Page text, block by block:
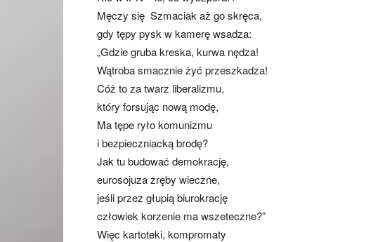
Męczy się Szmaciak aż go skręca,
gdy tępy pysk w kamerę wsadza:
„Gdzie gruba kreska, kurwa nędza!
Wątroba smacznie żyć przeszkadza!
Cóż to za twarz liberalizmu,
który forsując nową modę,
Ma tępe ryło komunizmu
i bezpieczniacką brodę?
Jak tu budować demokrację,
eurosojuza zręby wieczne,
jeśli przez głupią biurokrację
człowiek korzenie ma wszeteczne?”
Więc kartoteki, kompromaty